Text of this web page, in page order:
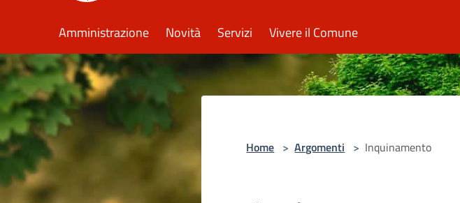
Amministrazione Novità Servizi Vivere il Comune
Home > Argomenti > Inquinamento